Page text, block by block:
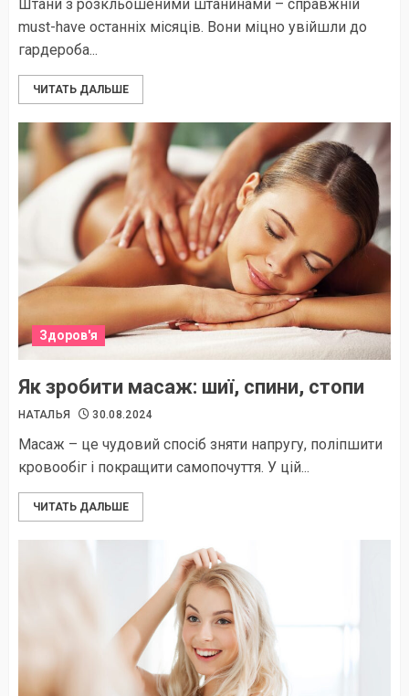
Штани з розкльошеними штанинами – справжній
must-have останніх місяців. Вони міцно увійшли до
гардероба...
ЧИТАТЬ ДАЛЬШЕ
Здоров'я
Як зробити масаж: шиї, спини, стопи
НАТАЛЬЯ 30.08.2024
Масаж – це чудовий спосіб зняти напругу, поліпшити
кровообіг і покращити самопочуття. У цій...
ЧИТАТЬ ДАЛЬШЕ